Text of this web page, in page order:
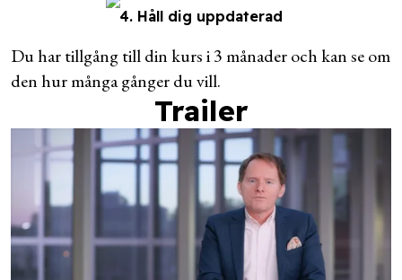
4. Håll dig uppdaterad
Du har tillgång till din kurs i 3 månader och kan se om
den hur många gånger du vill.
Trailer